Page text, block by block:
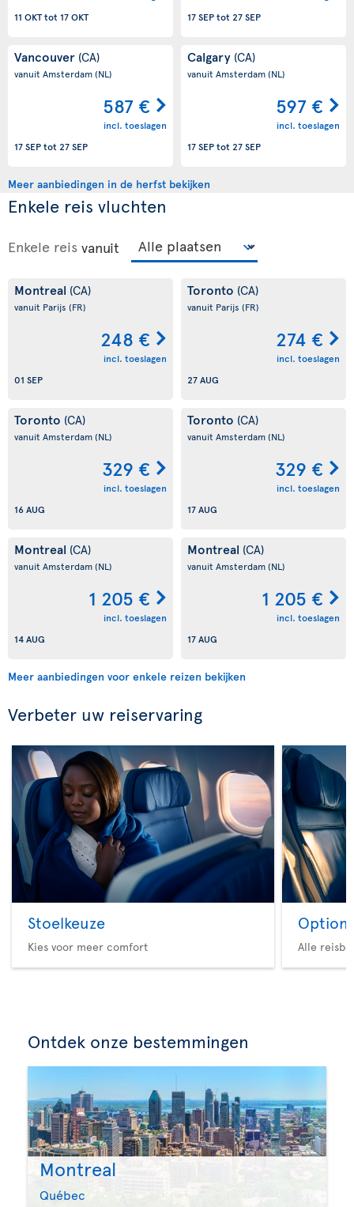
11 OKTtot 17 OKT
17 SEPtot 27 SEP
Vancouver (CA)
vanuit Amsterdam(NL)
587 €
incl. toeslagen
17 SEPtot 27 SEP
Calgary (CA)
vanuit Amsterdam(NL)
597 €
incl. toeslagen
17 SEPtot 27 SEP
Meer aanbiedingen in de herfst bekijken
Enkele reis vluchten
Enkele reis vanuit
Montreal (CA)
vanuit Parijs (FR)
248 €
incl. toeslagen
01 SEP
Toronto (CA)
vanuit Parijs (FR)
274 €
incl. toeslagen
27 AUG
Toronto (CA)
vanuit Amsterdam(NL)
329 €
incl. toeslagen
16 AUG
Toronto (CA)
vanuit Amsterdam(NL)
329 €
incl. toeslagen
17 AUG
Montreal (CA)
vanuit Amsterdam(NL)
1 205 €
incl. toeslagen
14 AUG
Montreal (CA)
vanuit Amsterdam(NL)
1 205 €
incl. toeslagen
17 AUG
Meer aanbiedingen voor enkele reizen bekijken
Verbeter uw reiservaring
Stoelkeuze
Kies voor meer comfort
Option
Alle
Ontdek onze bestemmingen
Montreal
Québec